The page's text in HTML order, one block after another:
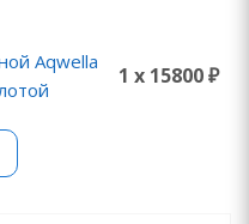
Aqwella
1 x 15800 ₽